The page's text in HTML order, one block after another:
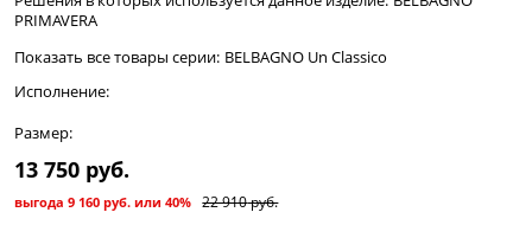
PRIMAVERA
Показать все товары серии: BELBAGNO Un Classico
Исполнение:
Размер:
22 910 руб.
13 750 руб.
выгода 9 160 руб. или 40%